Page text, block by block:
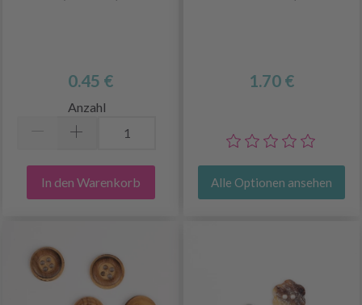
0.45 €
Anzahl
In den Warenkorb
1.70 €
Alle Optionen ansehen